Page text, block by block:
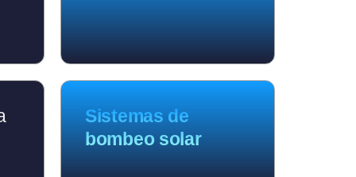
Sistemas de
bombeo solar